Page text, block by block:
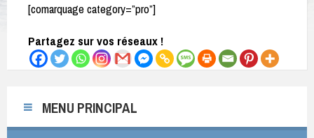
[comarquage category=”pro”]
Partagez sur vos réseaux !
MENU PRINCIPAL